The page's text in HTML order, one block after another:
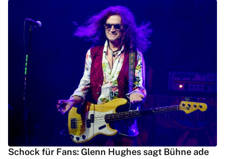
Schock für Fans: Glenn Hughes sagt Bühne ade